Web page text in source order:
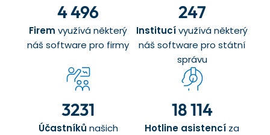
4 496
Firem využívá některý
náš software pro firmy
247
Institucívyužívá některý
náš software pro státní
správu
3231
Účastníků našich
18 114
Hotline asistencí za